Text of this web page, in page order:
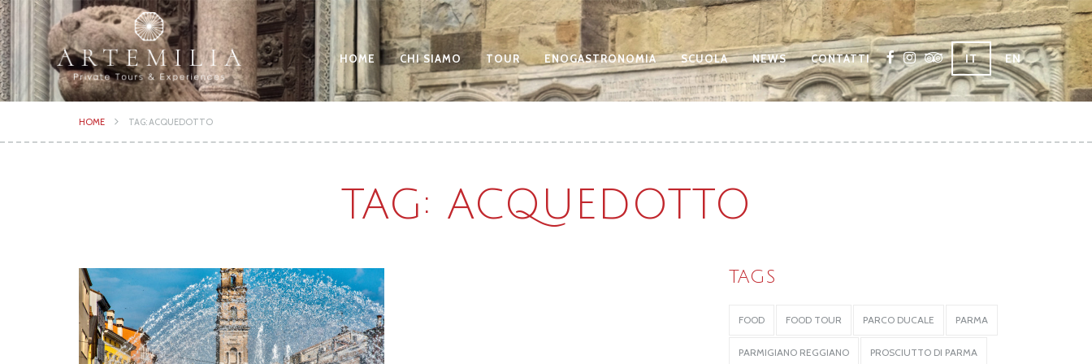
IT EN
HOME CHI SIAMO TOUR ENOGASTRONOMIA SCUOLA NEWS CONTATTI
HOME TAG: ACQUEDOTTO
TAG: ACQUEDOTTO
TAGS
FOOD FOOD TOUR PARCO DUCALE PARMA
PARMIGIANO REGGIANO PROSCIUTTO DI PARMA